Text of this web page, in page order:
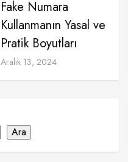
Fake Numara
Kullanmanın Yasal ve
Pratik Boyutları
Aralık 13, 2024
Ara